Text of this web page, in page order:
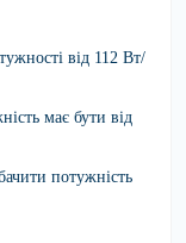
від 112 Вт/
має бути від
потужність